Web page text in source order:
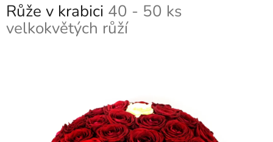
Růže v krabici 40 - 50 ks
velkokvětých růží